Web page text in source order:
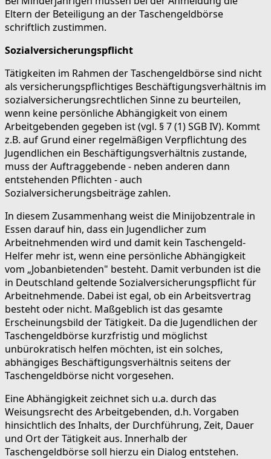
Eltern der Beteiligung an der Taschengeldbörse
schriftlich zustimmen.
Sozialversicherungspflicht
Tätigkeiten im Rahmen der Taschengeldbörse sind nicht
als versicherungspflichtiges Beschäftigungsverhältnis im
sozialversicherungsrechtlichen Sinne zu beurteilen,
wenn keine persönliche Abhängigkeit von einem
Arbeitgebenden gegeben ist (vgl. § 7 (1) SGB IV). Kommt
z.B. auf Grund einer regelmäßigen Verpflichtung des
Jugendlichen ein Beschäftigungsverhältnis zustande,
muss der Auftraggebende - neben anderen dann
entstehenden Pflichten - auch
Sozialversicherungsbeiträge zahlen.
In diesem Zusammenhang weist die Minijobzentrale in
Essen darauf hin, dass ein Jugendlicher zum
Arbeitnehmenden wird und damit kein Taschengeld-
Helfer mehr ist, wenn eine persönliche Abhängigkeit
vom „Jobanbietenden" besteht. Damit verbunden ist die
in Deutschland geltende Sozialversicherungspflicht für
Arbeitnehmende. Dabei ist egal, ob ein Arbeitsvertrag
besteht oder nicht. Maßgeblich ist das gesamte
Erscheinungsbild der Tätigkeit. Da die Jugendlichen der
Taschengeldbörse kurzfristig und möglichst
unbürokratisch helfen möchten, ist ein solches,
abhängiges Beschäftigungsverhältnis seitens der
Taschengeldbörse nicht vorgesehen.
Eine Abhängigkeit zeichnet sich u.a. durch das
Weisungsrecht des Arbeitgebenden, d.h. Vorgaben
hinsichtlich des Inhalts, der Durchführung, Zeit, Dauer
und Ort der Tätigkeit aus. Innerhalb der
Taschengeldbörse soll hierzu ein Dialog entstehen.